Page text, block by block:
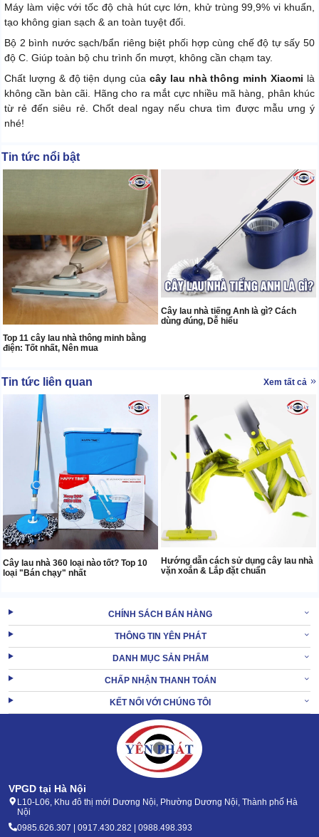
Máy làm việc với tốc độ chà hút cực lớn, khử trùng 99,9% vi khuẩn,
tạo không gian sạch & an toàn tuyệt đối.
Bộ 2 bình nước sạch/bẩn riêng biệt phối hợp cùng chế độ tự sấy 50
độ C. Giúp toàn bộ chu trình ổn mượt, không cần chạm tay.
Chất lượng & độ tiện dụng của cây lau nhà thông minh Xiaomi là
không cần bàn cãi. Hãng cho ra mắt cực nhiều mã hàng, phân khúc
từ rẻ đến siêu rẻ. Chốt deal ngay nếu chưa tìm được mẫu ưng ý
nhé!
Tin tức nổi bật
Top 11 cây lau nhà thông minh bằng
điện: Tốt nhất, Nên mua
Cây lau nhà tiếng Anh là gì? Cách
dùng đúng, Dễ hiểu
Tin tức liên quan Xem tất cả
Cây lau nhà 360 loại nào tốt? Top 10
loại "Bán chạy" nhất
Hướng dẫn cách sử dụng cây lau nhà
vặn xoắn & Lắp đặt chuẩn
CHÍNH SÁCH BÁN HÀNG
THÔNG TIN YÊN PHÁT
DANH MỤC SẢN PHẨM
CHẤP NHẬN THANH TOÁN
KẾT NỐI VỚI CHÚNG TÔI
VPGD tại Hà Nội
L10-L06, Khu đô thị mới Dương Nội, Phường Dương Nội, Thành phố Hà
Nội
0985.626.307 | 0917.430.282 | 0988.498.393